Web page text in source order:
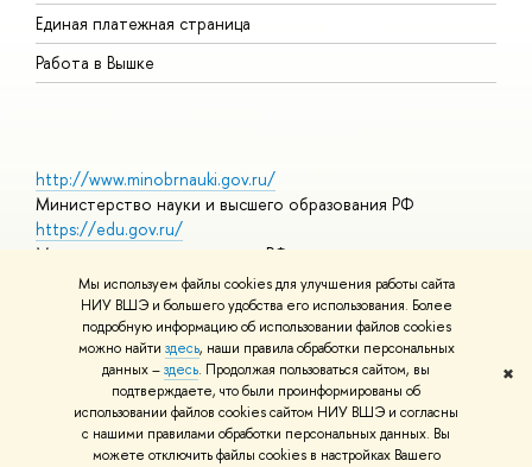
Мы используем файлы cookies для улучшения работы сайта
НИУ ВШЭ и большего удобства его использования. Более
подробную информацию об использовании файлов cookies
можно найти здесь, наши правила обработки персональных
данных –здесь. Продолжая пользоваться сайтом, вы
подтверждаете, что были проинформированы об
использовании файлов cookies сайтом НИУ ВШЭ и согласны
с нашими правилами обработки персональных данных. Вы
можете отключить файлы cookies в настройках Вашего
✖
Единая платежная страница
Работа в Вышке
http://www.minobrnauki.gov.ru/
Министерство науки и высшего образования РФ
https://edu.gov.ru/
Министерство просвещения РФ
https://elearning.hse.ru/mooc
Массовые открытые онлайн-курсы
© НИУ ВШЭ 1993–2026 Адреса и контактыУсловия
использования материалов Политика конфиденциальности
Шрифты HSE Sans и HSE Slab разработаны вШколе дизайна НИУ